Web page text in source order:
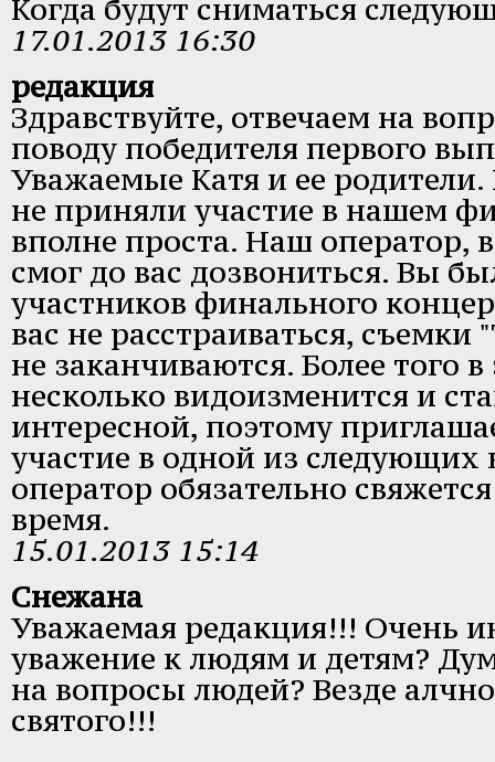
Когда будут сниматься
17.01.2013 16:30
редакция
Здравствуйте, отвечаем на
поводу победителя первого
Уважаемые Катя и ее
не приняли участие в нашем
вполне проста. Наш оператор,
смог до вас дозвониться. Вы
участников финального
вас не расстраиваться,
не заканчиваются. Более того
несколько видоизменится и
интересной, поэтому
участие в одной из
оператор обязательно
время.
15.01.2013 15:14
Снежана
Уважаемая редакция!!! Очень
уважение к людям и детям?
на вопросы людей? Везде
святого!!!